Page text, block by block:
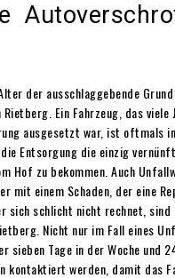
der ausschlaggebende
Ein Fahrzeug, das viele
ausgesetzt war, ist oftmals
Entsorgung die einzig
Hof zu bekommen. Auch
mit einem Schaden, der eine
sich schlicht nicht rechnet,
Nicht nur im Fall eines
sieben Tage in der Woche und
kontaktiert werden, damit das